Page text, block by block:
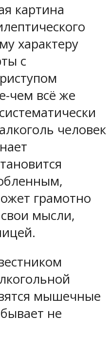
картина
характеру
с
чем всё же
человек
грамотно
мысли,
мышечные
не